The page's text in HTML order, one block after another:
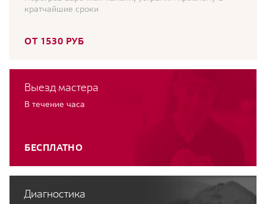
кратчайшие сроки
ОТ 1530 РУБ
Выезд мастера
В течение часа
БЕСПЛАТНО
Диагностика